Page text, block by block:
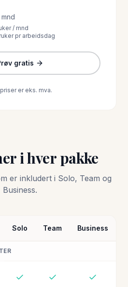
mnd
/ mnd
pr arbeidsdag
gratis
er eks. mva.
i hver pakke
er inkludert i Solo, Team og
Business.
Solo Team Business